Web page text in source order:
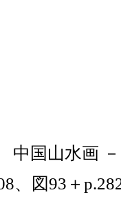
国山水画
、図93＋